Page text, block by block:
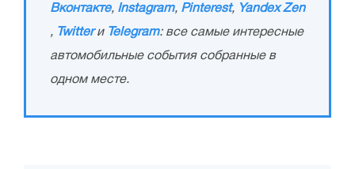
Вконтакте, Instagram, Pinterest, Yandex Zen
, Twitterи Telegram: все самые интересные
автомобильные события собранные в
одном месте.